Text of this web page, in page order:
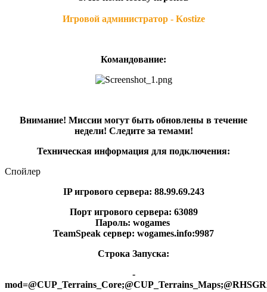
Игровой администратор - Kostize
Командование:
Внимание! Миссии могут быть обновлены в течение
недели! Следите за темами!
Техническая информация для подключения:
Спойлер
IP игрового сервера: 88.99.69.243
Порт игрового сервера: 63089
Пароль: wogames
TeamSpeak сервер: wogames.info:9987
Строка Запуска:
-